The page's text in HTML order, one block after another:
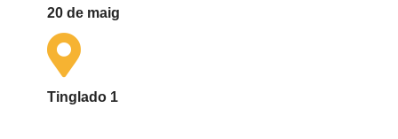
20 de maig
Tinglado 1